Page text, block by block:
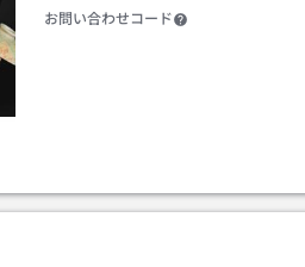
お問い合わせコード